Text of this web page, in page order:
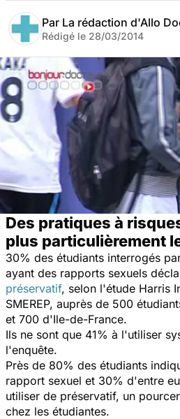
Par La rédaction d'Allo
Rédigé le 28/03/2014
Des pratiques à
plus particulièrement
30% des étudiants interrogés
ayant des rapports sexuels
préservatif, selon l'étude Harris
SMEREP, auprès de 500
et 700 d'Ile-de-France.
Ils ne sont que 41% à l'utiliser
l'enquête.
Près de 80% des étudiants
rapport sexuel et 30% d'entre
utiliser de préservatif, un
chez les étudiantes.